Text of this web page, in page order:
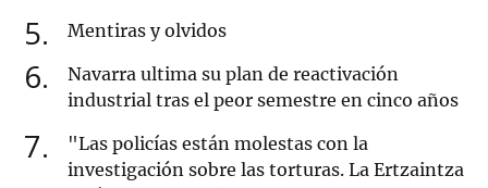
5 Mentiras y olvidos
6
Navarra ultima su plan de reactivación
industrial tras el peor semestre en cinco años
7
"Las policías están molestas con la
investigación sobre las torturas. La Ertzaintza